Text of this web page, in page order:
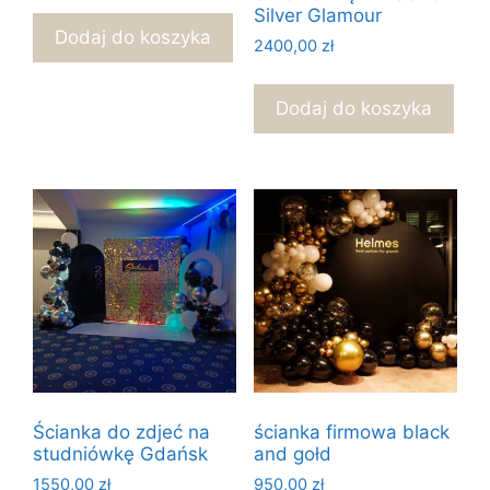
Dodaj do koszyka
Silver Glamour
2400,00 zł
Dodaj do koszyka
Ścianka do zdjeć na
studniówkę Gdańsk
1550,00 zł
ścianka firmowa black
and gołd
950,00 zł